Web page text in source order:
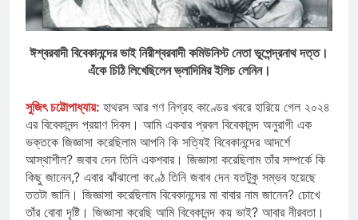
ঈশ্বরবাদী বিবেকানন্দের ভাই নিরীশ্বরবাদী কমিউনিস্ট নেতা ভূপেন্দ্রনাথ দত্ত।
এঁকে চিঠি লিখেছিলেন ভ্লাদিমির ইলিচ লেনিন।
সুজিৎ চট্টোপাধ্যায়: হাথরস আর গণ নিগ্রহ কাণ্ডের খবরে হারিয়ে গেল ২০২৪
এর বিবেকানন্দ প্রয়াণ দিবস। আমি একবার প্রবল বিবেকানন্দ অনুরাগী এক
ভক্তকে জিজ্ঞাসা করেছিলাম আপনি কি সত্যিই বিবেকানন্দের আদর্শে
আস্থাশীল? জবাব দেন তিনি একশবার। জিজ্ঞাসা করেছিলাম তাঁর সম্পর্কে কি
কিছু জানেন,? এবার ঝাঁঝালো কণ্ঠে তিনি জবাব দেন যতটুকু সম্ভব হয়েছে
ততটা জানি। জিজ্ঞাসা করেছিলাম বিবেকানন্দের মা বাবার নাম জানেন? চোখে
তাঁর বোবা দৃষ্টি। জিজ্ঞাসা করেছি আমি বিবেকানন্দ কয় ভাই? আবার নীরবতা।